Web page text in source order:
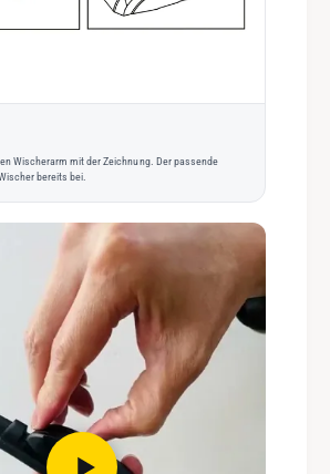
Wischerarm mit der Zeichnung. Der passende
bereits bei.